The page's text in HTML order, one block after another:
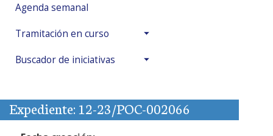
Agenda semanal
Tramitación en curso
Buscador de iniciativas
Expediente: 12-23/POC-002066